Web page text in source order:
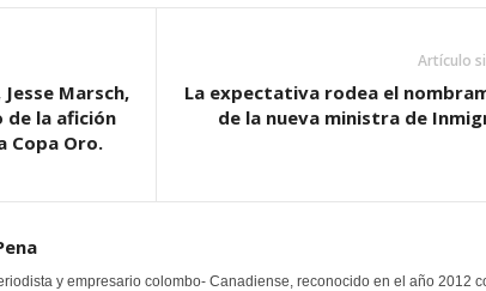
Marsch,
de la afición
Copa Oro.
Artículo
La expectativa rodea el
de la nueva ministra de
y empresario colombo- Canadiense, reconocido en el año 2012